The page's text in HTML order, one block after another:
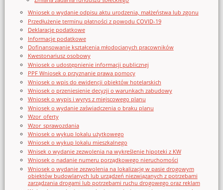
Wniosek o wydanie odpisu aktu urodzenia, małżeństwa lub zgonu
Przedłużenie terminu płatności z powodu COVID-19
Deklaracje podatkowe
Informacje podatkowe
Dofinansowanie kształcenia młodocianych pracowników
Kwestonariusz osobowy
Wniosek o udostępnienie informacji publicznej
PPF Wniosek o przyznanie prawa pomocy
Wniosek o wpis do ewidencji obiektów hotelarskich
Wniosek o przeniesienie decyzji o warunkach zabudowy
Wniosek o wypis i wyrys z miejscowego planu
Wniosek o wydanie zaświadczenia o braku planu
Wzor_oferty
Wzor_sprawozdania
Wniosek o wykup lokalu użytkowego
Wniosek o wykup lokalu mieszkalnego
Wnisek o wydanie zezwolenia na wykreślenie hipoteki z KW
Wniosek o nadanie numeru porządkowego nieruchomości
Wniosek o wydanie zezwolenia na lokalizację w pasie drogowym
obiektów budowlanych lub urządzeń niezwiązanych z potrzebami
zarządzania drogami lub potrzebami ruchu drogowego oraz reklam